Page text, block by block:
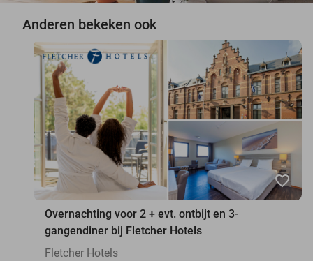
Anderen bekeken ook
favorite_border
Overnachting voor 2 + evt. ontbijt en 3-
gangendiner bij Fletcher Hotels
Fletcher Hotels